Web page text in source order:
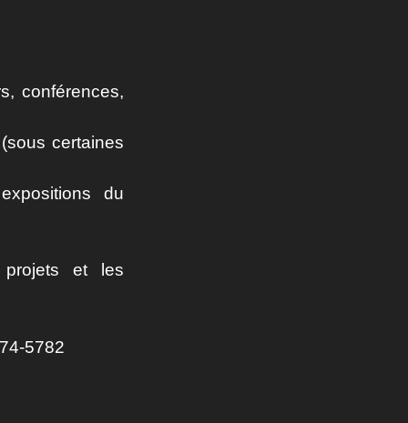
conférences,
certaines
du
projets et les
5782